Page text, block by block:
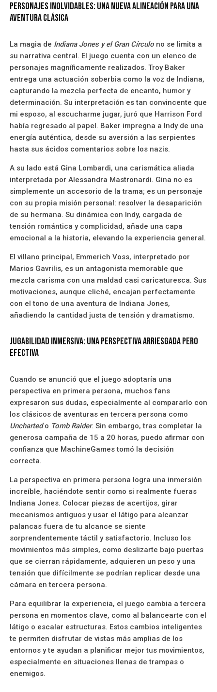
Personajes inolvidables: Una nueva alineación para una
aventura clásica
La magia de Indiana Jones y el Gran Círculo no se limita a
su narrativa central. El juego cuenta con un elenco de
personajes magníficamente realizados. Troy Baker
entrega una actuación soberbia como la voz de Indiana,
capturando la mezcla perfecta de encanto, humor y
determinación. Su interpretación es tan convincente que
mi esposo, al escucharme jugar, juró que Harrison Ford
había regresado al papel. Baker impregna a Indy de una
energía auténtica, desde su aversión a las serpientes
hasta sus ácidos comentarios sobre los nazis.
A su lado está Gina Lombardi, una carismática aliada
interpretada por Alessandra Mastronardi. Gina no es
simplemente un accesorio de la trama; es un personaje
con su propia misión personal: resolver la desaparición
de su hermana. Su dinámica con Indy, cargada de
tensión romántica y complicidad, añade una capa
emocional a la historia, elevando la experiencia general.
El villano principal, Emmerich Voss, interpretado por
Marios Gavrilis, es un antagonista memorable que
mezcla carisma con una maldad casi caricaturesca. Sus
motivaciones, aunque cliché, encajan perfectamente
con el tono de una aventura de Indiana Jones,
añadiendo la cantidad justa de tensión y dramatismo.
Jugabilidad inmersiva: Una perspectiva arriesgada pero
efectiva
Cuando se anunció que el juego adoptaría una
perspectiva en primera persona, muchos fans
expresaron sus dudas, especialmente al compararlo con
los clásicos de aventuras en tercera persona como
Unchartedo Tomb Raider. Sin embargo, tras completar la
generosa campaña de 15 a 20 horas, puedo afirmar con
confianza que MachineGames tomó la decisión
correcta.
La perspectiva en primera persona logra una inmersión
increíble, haciéndote sentir como si realmente fueras
Indiana Jones. Colocar piezas de acertijos, girar
mecanismos antiguos y usar el látigo para alcanzar
palancas fuera de tu alcance se siente
sorprendentemente táctil y satisfactorio. Incluso los
movimientos más simples, como deslizarte bajo puertas
que se cierran rápidamente, adquieren un peso y una
tensión que difícilmente se podrían replicar desde una
cámara en tercera persona.
Para equilibrar la experiencia, el juego cambia a tercera
persona en momentos clave, como al balancearte con el
látigo o escalar estructuras. Estos cambios inteligentes
te permiten disfrutar de vistas más amplias de los
entornos y te ayudan a planificar mejor tus movimientos,
especialmente en situaciones llenas de trampas o
enemigos.